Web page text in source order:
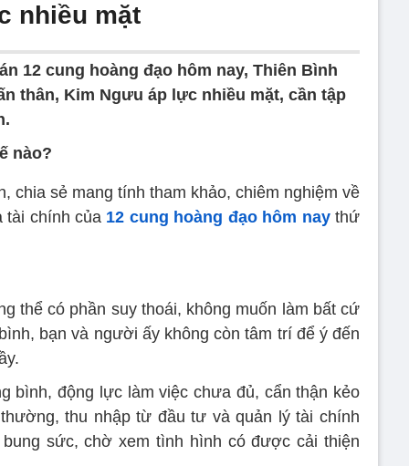
nhiều mặt
12 cung hoàng đạo hôm nay, Thiên Bình
thân, Kim Ngưu áp lực nhiều mặt, cần tập
nào?
chia sẻ mang tính tham khảo, chiêm nghiệm về
tài chính của 12 cung hoàng đạo hôm naythứ
thể có phần suy thoái, không muốn làm bất cứ
bạn và người ấy không còn tâm trí để ý đến
bình, động lực làm việc chưa đủ, cẩn thận kẻo
thu nhập từ đầu tư và quản lý tài chính
sức, chờ xem tình hình có được cải thiện